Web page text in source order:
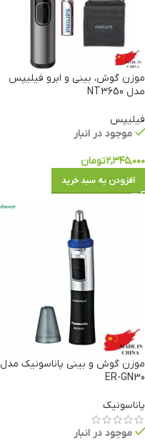
موزن گوش، بینی و ابرو فیلیپس
مدل NT3650
فیلیپس
موجود در انبار
۲,۳۴۵,۰۰۰تومان
افزودن به سبد خرید
موزن گوش و بینی پاناسونیک مدل
ER-GN30
پاناسونیک
موجود در انبار